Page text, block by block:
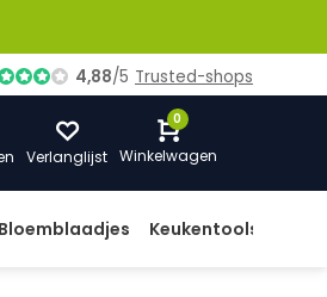
4,88/5 Trusted-shops
Verlanglijst
0
Winkelwagen
Bloemblaadjes Keukentools